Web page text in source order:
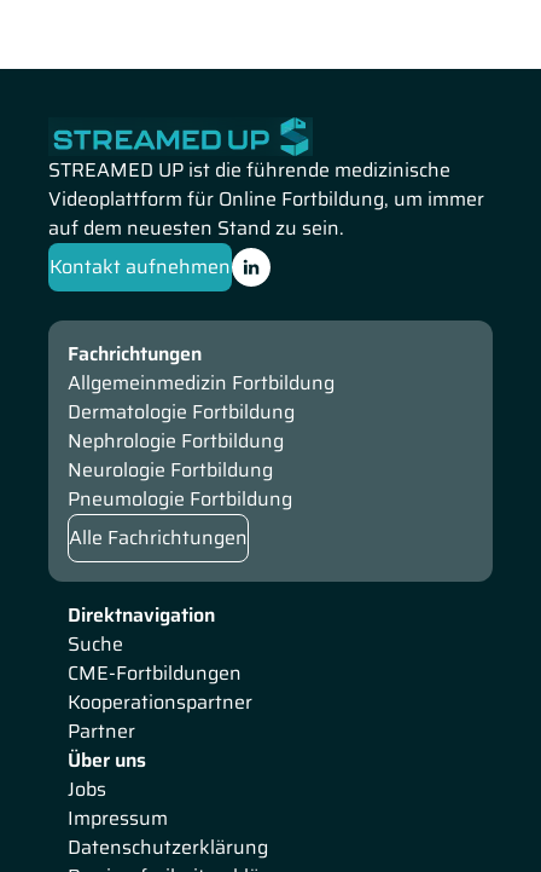
STREAMED UP ist die führende medizinische
Videoplattform für Online Fortbildung, um immer
auf dem neuesten Stand zu sein.
Kontakt aufnehmen
Direktnavigation
Suche
CME-Fortbildungen
Kooperationspartner
Partner
Über uns
Jobs
Impressum
Datenschutzerklärung
Fachrichtungen
Allgemeinmedizin Fortbildung
Dermatologie Fortbildung
Nephrologie Fortbildung
Neurologie Fortbildung
Pneumologie Fortbildung
Alle Fachrichtungen